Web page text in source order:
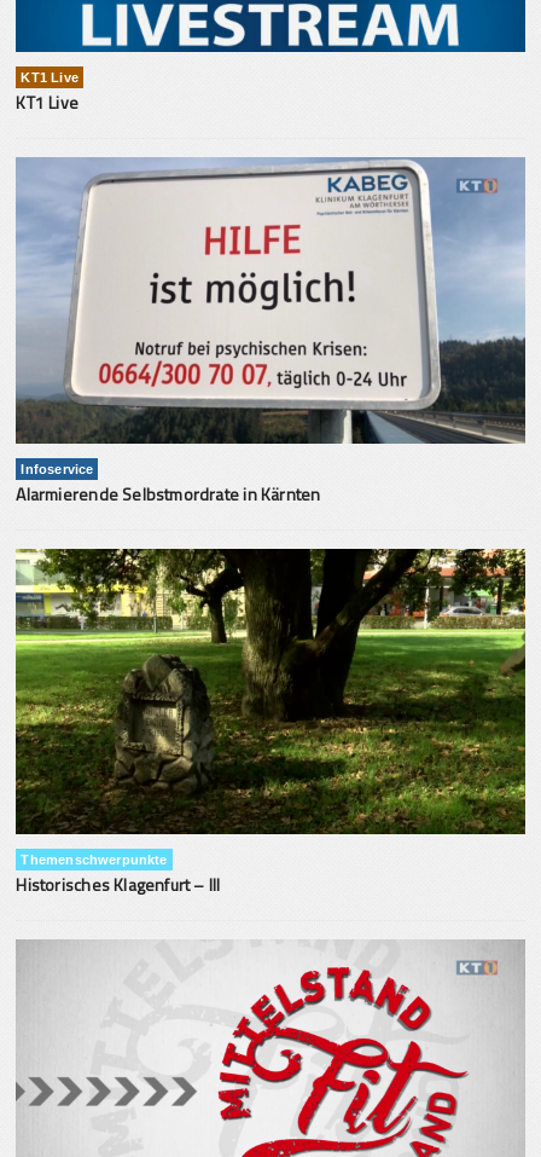
KT1 Live
KT1 Live
Infoservice
Alarmierende Selbstmordrate in Kärnten
Themenschwerpunkte
Historisches Klagenfurt – III